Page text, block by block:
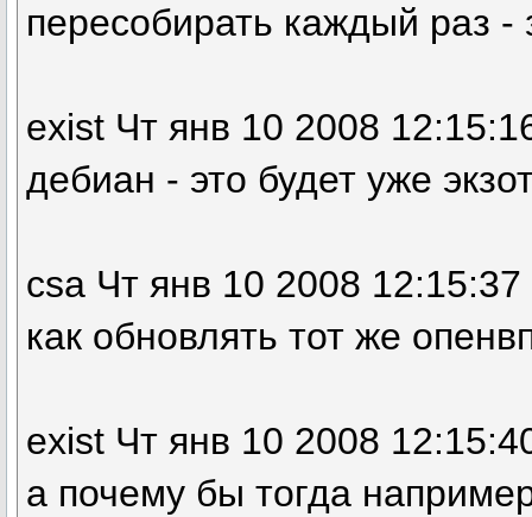
пересобирать каждый раз -
exist Чт янв 10 2008
дебиан - это будет уже
csa Чт янв 10 2008 12:15:37
как обновлять тот же
exist Чт янв 10 2008
а почему бы тогда